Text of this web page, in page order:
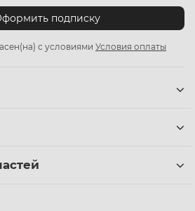
подписку
с условиями Условия оплаты